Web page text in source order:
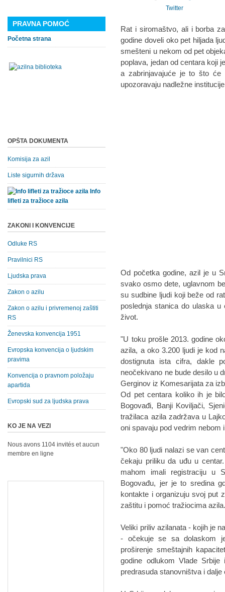
Twitter
Rat i siromaštvo, ali i borba
godine doveli oko pet hiljada
smešteni u nekom od pet
poplava, jedan od centara koji
a zabrinjavajuće je to što će
upozoravaju nadležne
Od početka godine, azil je u
svako osmo dete, uglavnom
su sudbine ljudi koji beže od
poslednja stanica do ulaska
život.
"U toku prošle 2013. godine
azila, a oko 3.200 ljudi je kod
dostignuta ista cifra, dakle
neočekivano ne bude desilo u
Gerginov iz Komesarijata za
Od pet centara koliko ih je
Bogovađi, Banji Koviljači,
tražilaca azila zadržava u
oni spavaju pod vedrim nebom
"Oko 80 ljudi nalazi se van
čekaju priliku da uđu u
mahom imali registraciju u
Bogovađu, jer je to sredina
kontakte i organizuju svoj put
zaštitu i pomoć tražiocima
Veliki priliv azilanata - kojih je
- očekuje se sa dolaskom
proširenje smeštajnih
godine odlukom Vlade
predrasuda stanovništva i
PRAVNA POMOĆ
Početna strana
OPŠTA DOKUMENTA
Komisija za azil
Liste sigurnih država
Info
lifleti za tražioce azila
ZAKONI I KONVENCIJE
Odluke RS
Pravilnici RS
Ljudska prava
Zakon o azilu
Zakon o azilu i privremenoj zaštiti
RS
Ženevska konvencija 1951
Evropska konvencija o ljudskim
pravima
Konvencija o pravnom položaju
apartida
Evropski sud za ljudska prava
KO JE NA VEZI
Nous avons 1104 invités et aucun
membre en ligne